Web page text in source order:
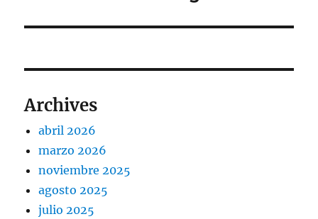
Archives
abril 2026
marzo 2026
noviembre 2025
agosto 2025
julio 2025